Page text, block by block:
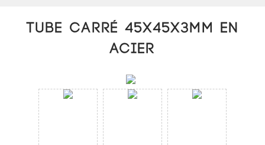
Tube carré 45x45x3mm en
acier